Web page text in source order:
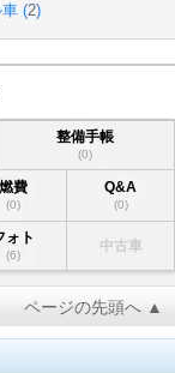
車 (2)
整備手帳
(0)
燃費
(0)
Q&A
(0)
ォト
(6)
中古車
ページの先頭へ ▲